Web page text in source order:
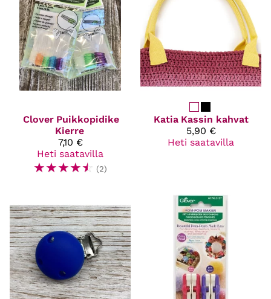
Clover Puikkopidike
Kierre
7,10 €
Heti saatavilla
☆☆☆☆☆ (2)
Katia Kassin kahvat
5,90 €
Heti saatavilla